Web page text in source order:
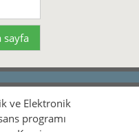
sayfa
ve Elektronik
programı